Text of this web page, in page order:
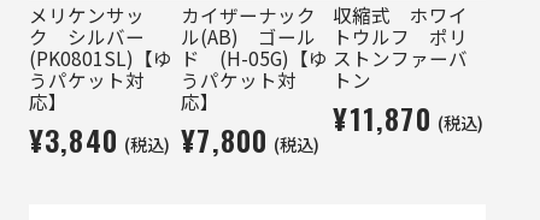
メリケンサッ
ク シルバー
(PK0801SL)【ゆ
うパケット対
応】
¥3,840 (税込)
カイザーナック
ル(AB) ゴール
ド (H-05G)【ゆ
うパケット対
応】
¥7,800 (税込)
収縮式 ホワイ
トウルフ ポリ
ストンファーバ
トン
¥11,870 (税込)